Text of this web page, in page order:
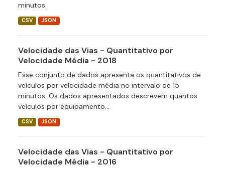
minutos.
CSV JSON
Velocidade das Vias - Quantitativo por
Velocidade Média - 2018
Esse conjunto de dados apresenta os quantitativos de
veículos por velocidade média no intervalo de 15
minutos. Os dados apresentados descrevem quantos
veículos por equipamento...
CSV JSON
Velocidade das Vias - Quantitativo por
Velocidade Média - 2016